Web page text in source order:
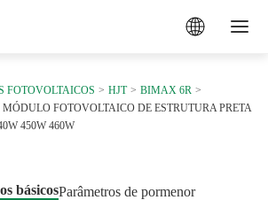
FOTOVOLTAICOS HJT
BIMAX 6R
FOTOVOLTAICO DE ESTRUTURA PRETA
450W 460W
básicosParâmetros de pormenor